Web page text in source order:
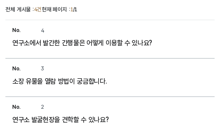
전체 게시물 :4건현재 페이지 :1/1
No. 4
연구소에서 발간한 간행물은 어떻게 이용할 수 있나요?
No. 3
소장 유물을 열람 방법이 궁금합니다.
No. 2
연구소 발굴현장을 견학할 수 있나요?